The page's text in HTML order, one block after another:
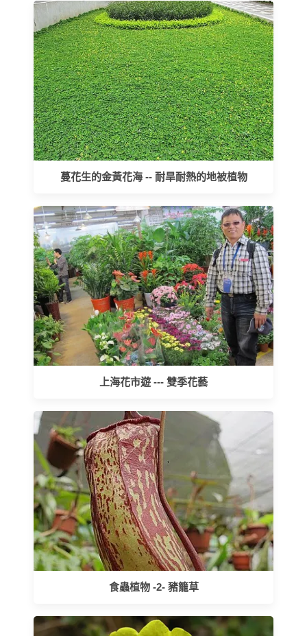
蔓花生的金黃花海 -- 耐旱耐熱的地被植物
上海花市遊 --- 雙季花藝
食蟲植物 -2- 豬籠草